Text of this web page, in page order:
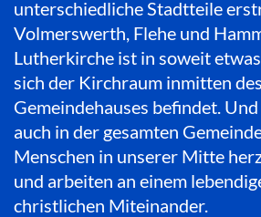
unterschiedliche Stadtteile
Volmerswerth, Flehe und
Lutherkirche ist in soweit
sich der Kirchraum inmitten des
Gemeindehauses befindet.
auch in der gesamten
Menschen in unserer Mitte
und arbeiten an einem
christlichen Miteinander.